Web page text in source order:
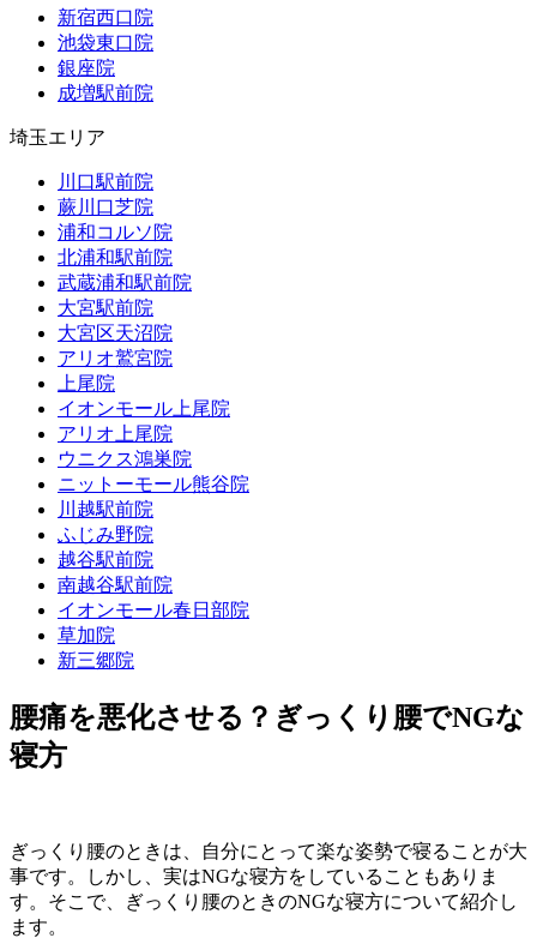
新宿西口院
池袋東口院
銀座院
成増駅前院
埼玉エリア
川口駅前院
蕨川口芝院
浦和コルソ院
北浦和駅前院
武蔵浦和駅前院
大宮駅前院
大宮区天沼院
アリオ鷲宮院
上尾院
イオンモール上尾院
アリオ上尾院
ウニクス鴻巣院
ニットーモール熊谷院
川越駅前院
ふじみ野院
越谷駅前院
南越谷駅前院
イオンモール春日部院
草加院
新三郷院
腰痛を悪化させる？ぎっくり腰でNGな
寝方
ぎっくり腰のときは、自分にとって楽な姿勢で寝ることが大
事です。しかし、実はNGな寝方をしていることもありま
す。そこで、ぎっくり腰のときのNGな寝方について紹介し
ます。